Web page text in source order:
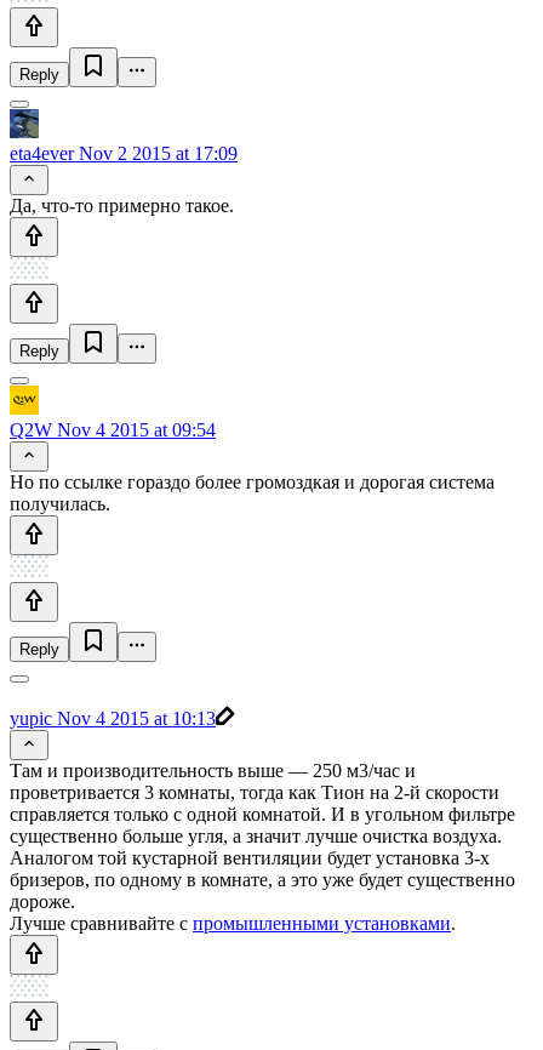
Reply
eta4everNov 2 2015 at 17:09
Да, что-то примерно такое.
Reply
Q2W Nov 4 2015 at 09:54
Но по ссылке гораздо более громоздкая и дорогая система
получилась.
Reply
yupic Nov 4 2015 at 10:13
Там и производительность выше — 250 м3/час и
проветривается 3 комнаты, тогда как Тион на 2-й скорости
справляется только с одной комнатой. И в угольном фильтре
существенно больше угля, а значит лучше очистка воздуха.
Аналогом той кустарной вентиляции будет установка 3-х
бризеров, по одному в комнате, а это уже будет существенно
дороже.
Лучше сравнивайте с промышленными установками.